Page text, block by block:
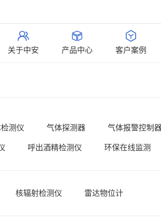
关于中安 产品中心 客户案例
测仪 气体探测器 气体报警控制
呼出酒精检测仪 环保在线监测
核辐射检测仪 雷达物位计